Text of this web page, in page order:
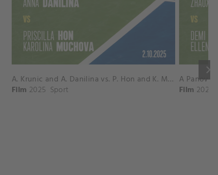
keyboard_arrow_right
A. Krunic and A. Danilina vs. P. Hon and K. Muchova Match Highlights - BEIJING_Capital Group Diamond ( October 02, 2025)
Film 2025 Sport Film 2026